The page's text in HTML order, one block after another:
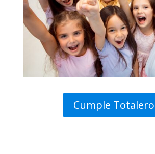
Cumple Totalero